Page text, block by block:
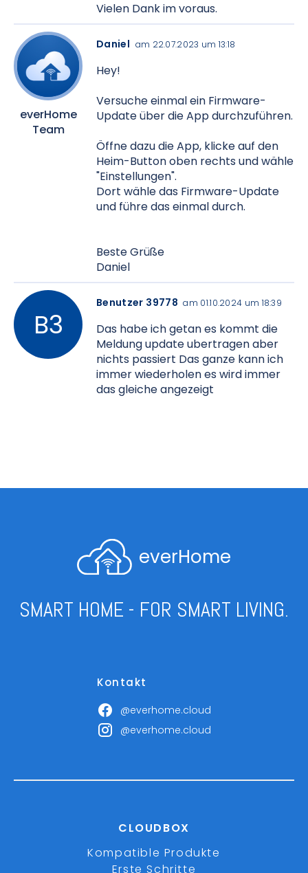
Vielen Dank im voraus.
everHome
Team
Daniel am 22.07.2023 um 13:18
Hey!
Versuche einmal ein Firmware-
Update über die App durchzuführen.
Öffne dazu die App, klicke auf den
Heim-Button oben rechts und wähle
"Einstellungen".
Dort wähle das Firmware-Update
und führe das einmal durch.
Beste Grüße
Daniel
Benutzer 39778 am 01.10.2024 um 18:39
Das habe ich getan es kommt die
Meldung update ubertragen aber
nichts passiert Das ganze kann ich
immer wiederholen es wird immer
das gleiche angezeigt
everHome
SMART HOME - FOR SMART LIVING.
Kontakt
@everhome.cloud
@everhome.cloud
CLOUDBOX
Kompatible Produkte
Erste Schritte